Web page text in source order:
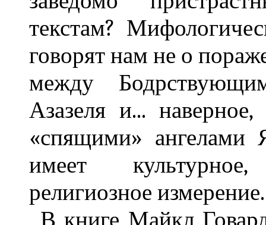
текстам?
говорят нам не о
между
Азазеля и...
«спящими» ангелами
имеет
религиозное измерение.